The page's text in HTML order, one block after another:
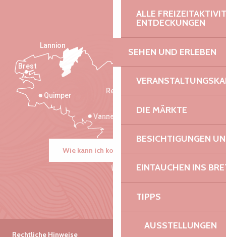
ALLE
ENTDECKUNGEN
SEHEN UND ERLEBEN
DIE MÄRKTE
BESICHTIGUNGEN
EINTAUCHEN INS
TIPPS
AUSSTELLUNGEN
Rennes
Vannes
Quimper
Lannion
Brest
Wie kann ich kommen?
Rechtliche Hinweise